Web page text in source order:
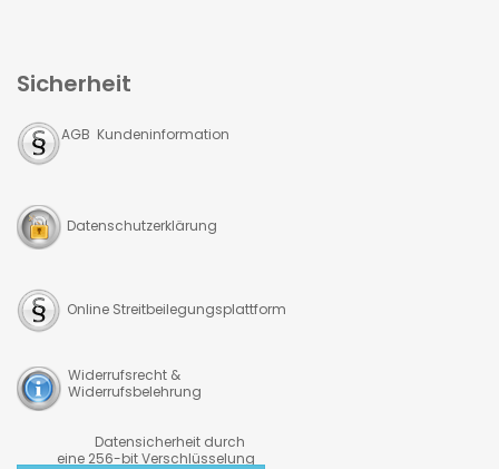
Sicherheit
AGB Kundeninformation
Datenschutzerklärung
Online Streitbeilegungsplattform
Widerrufsrecht &
Widerrufsbelehrung
Datensicherheit durch
eine 256-bit Verschlüsselung